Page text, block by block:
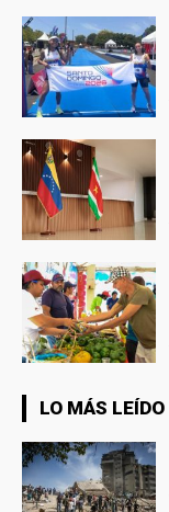
LO MÁS LEÍDO